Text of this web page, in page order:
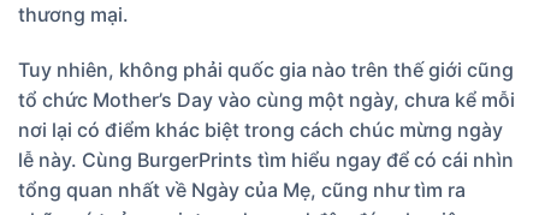
thương mại.
Tuy nhiên, không phải quốc gia nào trên thế giới cũng
tổ chức Mother’s Day vào cùng một ngày, chưa kể mỗi
nơi lại có điểm khác biệt trong cách chúc mừng ngày
lễ này. Cùng BurgerPrints tìm hiểu ngay để có cái nhìn
tổng quan nhất về Ngày của Mẹ, cũng như tìm ra